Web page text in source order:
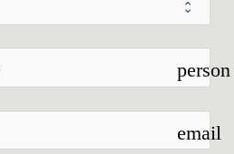
person
email